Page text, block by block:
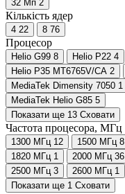
32 Мп 2
Кількість ядер
4 22 8 76
Процесор
Helio G99 8 Helio P22 4
Helio P35 MT6765V/CA 2
MediaTek Dimensity 7050 1
MediaTek Helio G85 5
Показати ще 13 Сховати
Частота процесора, МГц
1300 МГц 12 1500 МГц 8
1820 МГц 1 2000 МГц 36
2500 МГц 3 2600 МГц 1
Показати ще 1 Сховати